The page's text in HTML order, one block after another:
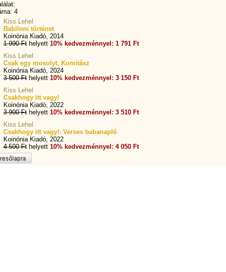
4
Kiss Lehel
Babiloni történet
Koinónia Kiadó, 2014
1 990 Ft helyett 10% kedvezménnyel: 1 791 Ft
Kiss Lehel
Csak egy mosolyt, Komitász
Koinónia Kiadó, 2024
3 500 Ft helyett 10% kedvezménnyel: 3 150 Ft
Kiss Lehel
Csakhogy itt vagy!
Koinónia Kiadó, 2022
3 900 Ft helyett 10% kedvezménnyel: 3 510 Ft
Kiss Lehel
Csakhogy itt vagy!: Verses babanapló
Koinónia Kiadó, 2022
4 500 Ft helyett 10% kedvezménnyel: 4 050 Ft